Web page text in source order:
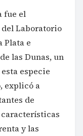
fue el
Laboratorio
Plata e
las Dunas, un
especie
explicó a
de
y las